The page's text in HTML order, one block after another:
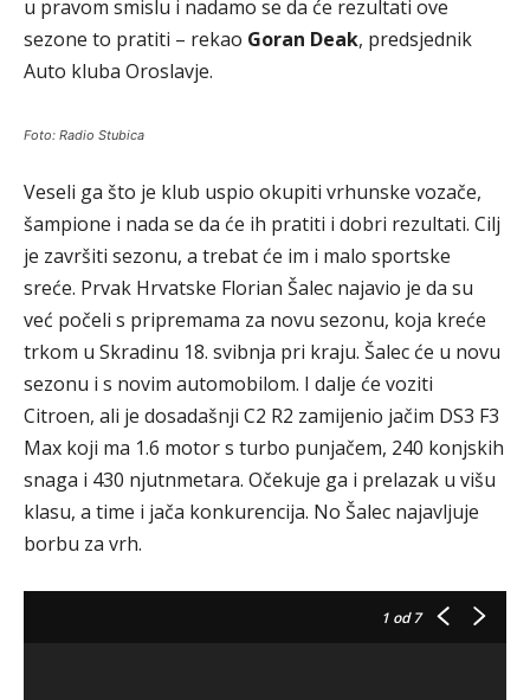
u pravom smislu i nadamo se da će rezultati ove
sezone to pratiti – rekao Goran Deak, predsjednik
Auto kluba Oroslavje.
Foto: Radio Stubica
Veseli ga što je klub uspio okupiti vrhunske vozače,
šampione i nada se da će ih pratiti i dobri rezultati. Cilj
je završiti sezonu, a trebat će im i malo sportske
sreće. Prvak Hrvatske Florian Šalec najavio je da su
već počeli s pripremama za novu sezonu, koja kreće
trkom u Skradinu 18. svibnja pri kraju. Šalec će u novu
sezonu i s novim automobilom. I dalje će voziti
Citroen, ali je dosadašnji C2 R2 zamijenio jačim DS3 F3
Max koji ma 1.6 motor s turbo punjačem, 240 konjskih
snaga i 430 njutnmetara. Očekuje ga i prelazak u višu
klasu, a time i jača konkurencija. No Šalec najavljuje
borbu za vrh.
1 od 7